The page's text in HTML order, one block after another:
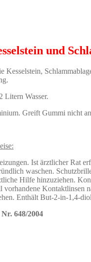
und
Litern Wasser.
Greift Gummi nicht
Ist ärztlicher Rat
waschen.
Hilfe hinzuziehen.
Kontaktlinsen
Enthält But-2-in-1,4-
648/2004